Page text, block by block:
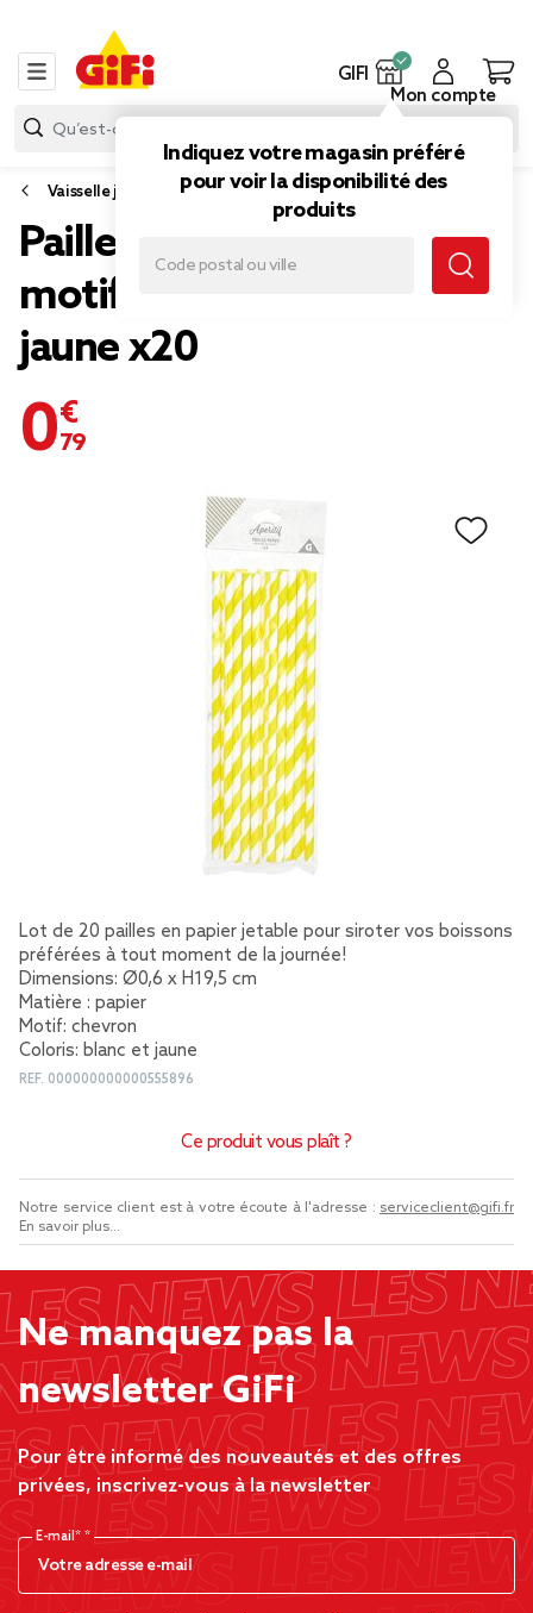
GIFI
Indiquez votre magasin préféré
pour voir la disponibilité des
produits
Mon compte
Vaisselle jetable et réutilisable
Paille jetable en papier
motif chevron blanc et
jaune x20
0,79 €
Lot de 20 pailles en papier jetable pour siroter vos boissons
préférées à tout moment de la journée!
Dimensions: Ø0,6 x H19,5 cm
Matière : papier
Motif: chevron
Coloris: blanc et jaune
REF. 000000000000555896
Ce produit vous plaît ?
Notre service client est à votre écoute à l'adresse : serviceclient@gifi.fr
En savoir plus...
Ne manquez pas la
newsletter GiFi
Pour être informé des nouveautés et des offres
privées, inscrivez-vous à la newsletter
E-mail*